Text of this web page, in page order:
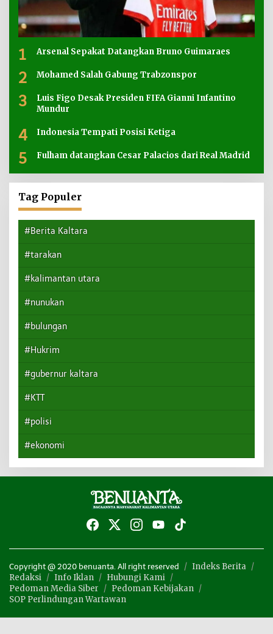
1 Arsenal Sepakat Datangkan Bruno Guimaraes
2 Mohamed Salah Gabung Trabzonspor
3
Luis Figo Desak Presiden FIFA Gianni Infantino
Mundur
4 Indonesia Tempati Posisi Ketiga
5 Fulham datangkan Cesar Palacios dari Real Madrid
Tag Populer
#Berita Kaltara
#tarakan
#kalimantan utara
#nunukan
#bulungan
#Hukrim
#gubernur kaltara
#KTT
#polisi
#ekonomi
Copyright @ 2020 benuanta. All right reserved
Indeks Berita
Redaksi
Info Iklan
Hubungi Kami
Pedoman Media Siber
Pedoman Kebijakan
SOP Perlindungan Wartawan